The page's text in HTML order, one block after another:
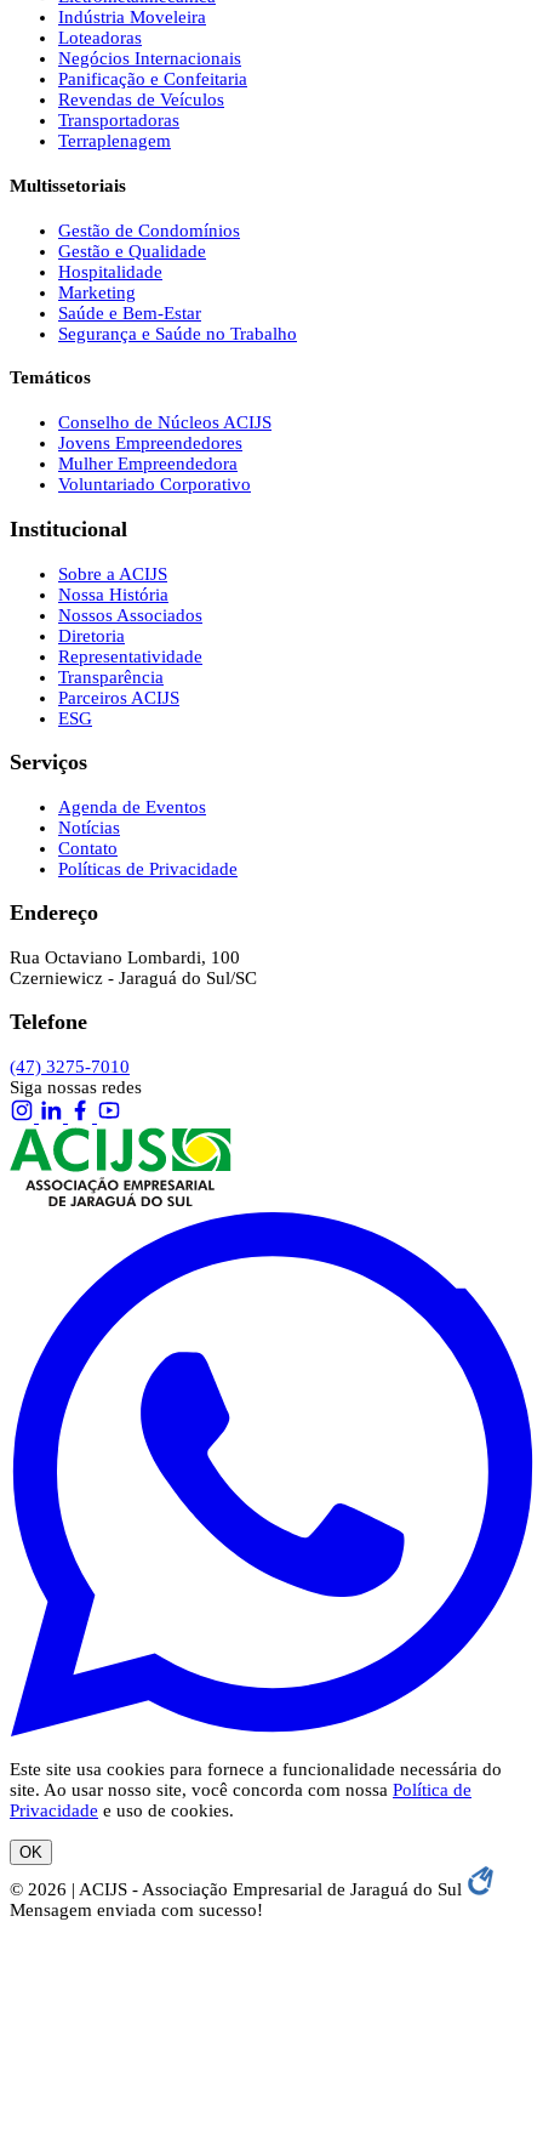
Indústria Moveleira
Loteadoras
Negócios Internacionais
Panificação e Confeitaria
Revendas de Veículos
Transportadoras
Terraplenagem
Multissetoriais
Gestão de Condomínios
Gestão e Qualidade
Hospitalidade
Marketing
Saúde e Bem-Estar
Segurança e Saúde no Trabalho
Temáticos
Conselho de Núcleos ACIJS
Jovens Empreendedores
Mulher Empreendedora
Voluntariado Corporativo
Institucional
Sobre a ACIJS
Nossa História
Nossos Associados
Diretoria
Representatividade
Transparência
Parceiros ACIJS
ESG
Serviços
Agenda de Eventos
Notícias
Contato
Políticas de Privacidade
Endereço
Rua Octaviano Lombardi, 100
Czerniewicz - Jaraguá do Sul/SC
Telefone
(47) 3275-7010
Siga nossas redes
Este site usa cookies para fornece a funcionalidade necessária do
site. Ao usar nosso site, você concorda com nossa Política de
Privacidade e uso de cookies.
OK
© 2026 | ACIJS - Associação Empresarial de Jaraguá do Sul
Mensagem enviada com sucesso!